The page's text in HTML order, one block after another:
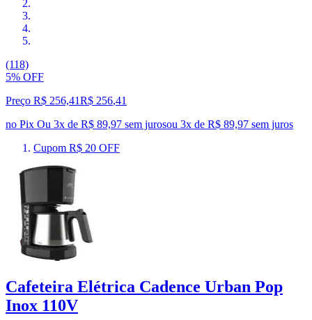
(118)
5% OFF
Preço R$ 256,41R$ 256,41
no Pix Ou 3x de R$ 89,97 sem jurosou 3x de R$ 89,97 sem juros
Cupom R$ 20 OFF
Cafeteira Elétrica Cadence Urban Pop
Inox 110V